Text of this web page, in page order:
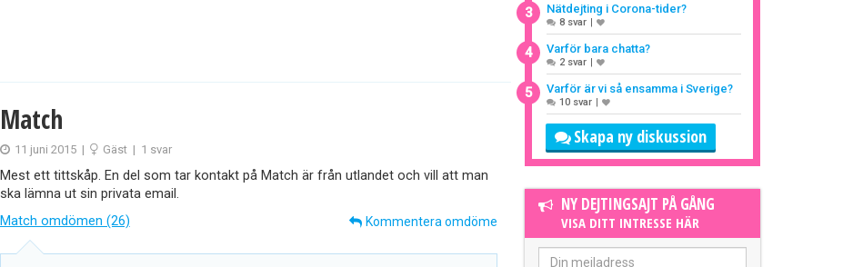
Match
11 juni 2015 | Gäst | 1 svar
Mest ett tittskåp. En del som tar kontakt på Match är från utlandet och vill att man
ska lämna ut sin privata email.
Match omdömen (26)
Kommentera omdöme
3 Nätdejting i Corona-tider?
8 svar |
4 Varför bara chatta?
2 svar |
5 Varför är vi så ensamma i Sverige?
10 svar |
Skapa ny diskussion
NY DEJTINGSAJT PÅ GÅNG
VISA DITT INTRESSE HÄR